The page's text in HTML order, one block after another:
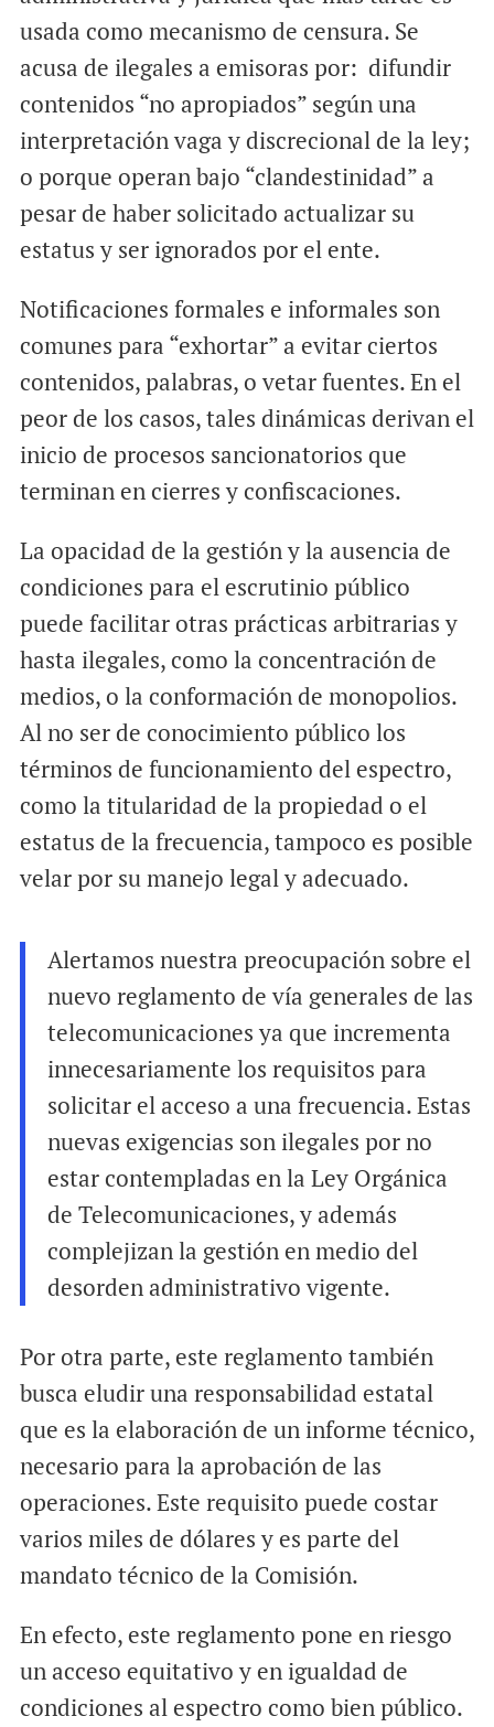
usada como mecanismo de censura. Se
acusa de ilegales a emisoras por: difundir
contenidos “no apropiados” según una
interpretación vaga y discrecional de la ley;
o porque operan bajo “clandestinidad” a
pesar de haber solicitado actualizar su
estatus y ser ignorados por el ente.
Notificaciones formales e informales son
comunes para “exhortar” a evitar ciertos
contenidos, palabras, o vetar fuentes. En el
peor de los casos, tales dinámicas derivan el
inicio de procesos sancionatorios que
terminan en cierres y confiscaciones.
La opacidad de la gestión y la ausencia de
condiciones para el escrutinio público
puede facilitar otras prácticas arbitrarias y
hasta ilegales, como la concentración de
medios, o la conformación de monopolios.
Al no ser de conocimiento público los
términos de funcionamiento del espectro,
como la titularidad de la propiedad o el
estatus de la frecuencia, tampoco es posible
velar por su manejo legal y adecuado.
Alertamos nuestra preocupación sobre el
nuevo reglamento de vía generales de las
telecomunicaciones ya que incrementa
innecesariamente los requisitos para
solicitar el acceso a una frecuencia. Estas
nuevas exigencias son ilegales por no
estar contempladas en la Ley Orgánica
de Telecomunicaciones, y además
complejizan la gestión en medio del
desorden administrativo vigente.
Por otra parte, este reglamento también
busca eludir una responsabilidad estatal
que es la elaboración de un informe técnico,
necesario para la aprobación de las
operaciones. Este requisito puede costar
varios miles de dólares y es parte del
mandato técnico de la Comisión.
En efecto, este reglamento pone en riesgo
un acceso equitativo y en igualdad de
condiciones al espectro como bien público.